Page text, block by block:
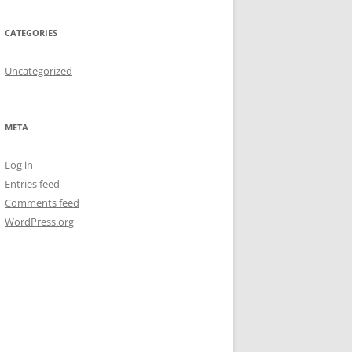
CATEGORIES
Uncategorized
META
Log in
Entries feed
Comments feed
WordPress.org